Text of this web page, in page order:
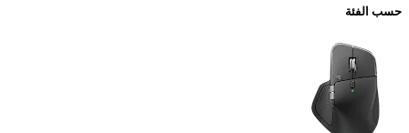
حسب الفئة